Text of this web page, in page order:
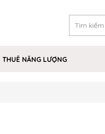
THUÊ NĂNG LƯỢNG